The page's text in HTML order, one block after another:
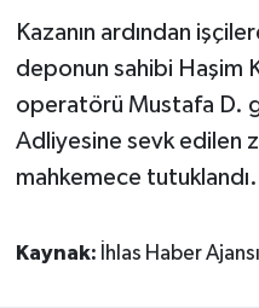
Kazanın ardından
deponun sahibi Haşim
operatörü Mustafa D.
Adliyesine sevk edilen
mahkemece tutuklandı.
Kaynak: İhlas Haber Ajansı